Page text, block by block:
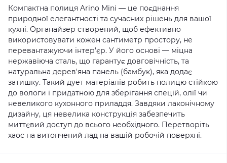
Компактна полиця Arino Mini — це поєднання
природної елегантності та сучасних рішень для вашої
кухні. Органайзер створений, щоб ефективно
використовувати кожен сантиметр простору, не
перевантажуючи інтер'єр. У його основі — міцна
нержавіюча сталь, що гарантує довговічність, та
натуральна дерев'яна панель (бамбук), яка додає
затишку. Такий дует матеріалів робить полицю стійкою
до вологи і придатною для зберігання спецій, олії чи
невеликого кухонного приладдя. Завдяки лаконічному
дизайну, ця невелика конструкція забезпечить
миттєвий доступ до всього необхідного. Перетворіть
хаос на витончений лад на вашій робочій поверхні.